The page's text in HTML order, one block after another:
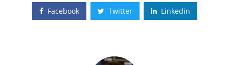
Facebook Twitter Linkedin